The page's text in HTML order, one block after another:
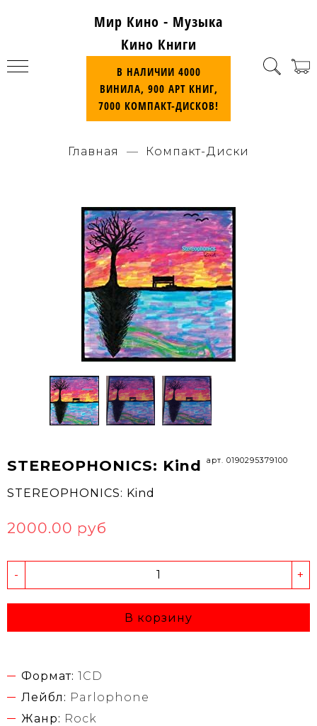
Мир Кино - Музыка
Кино Книги
В НАЛИЧИИ 4000
ВИНИЛА, 900 АРТ КНИГ,
7000 КОМПАКТ-ДИСКОВ!
Главная Компакт-Диски
STEREOPHONICS: Kind арт. 0190295379100
STEREOPHONICS: Kind
2000.00 руб
- +
В корзину
Формат: 1CD
Лейбл: Parlophone
Жанр: Rock